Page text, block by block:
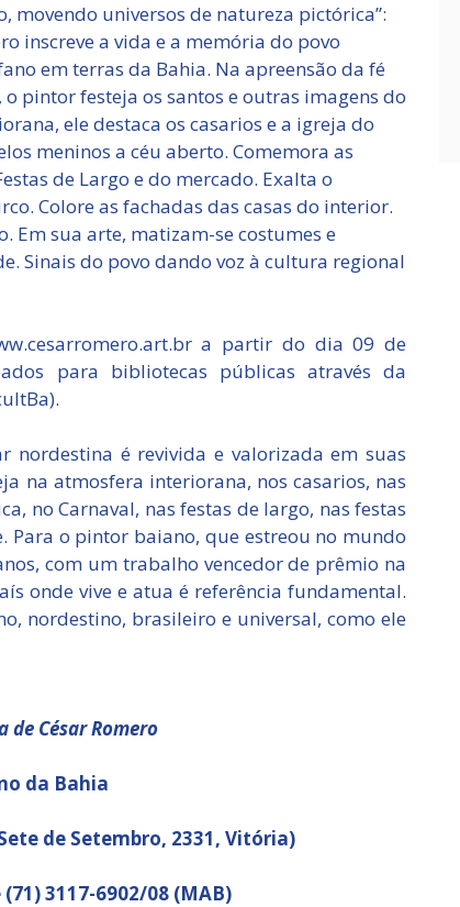
movendo universos de natureza pictórica”:
inscreve a vida e a memória do povo
em terras da Bahia. Na apreensão da fé
pintor festeja os santos e outras imagens do
ele destaca os casarios e a igreja do
meninos a céu aberto. Comemora as
de Largo e do mercado. Exalta o
Colore as fachadas das casas do interior.
Em sua arte, matizam-se costumes e
Sinais do povo dando voz à cultura regional
a partir do dia 09 de
para bibliotecas públicas através da
nordestina é revivida e valorizada em suas
na atmosfera interiorana, nos casarios, nas
no Carnaval, nas festas de largo, nas festas
Para o pintor baiano, que estreou no mundo
com um trabalho vencedor de prêmio na
onde vive e atua é referência fundamental.
nordestino, brasileiro e universal, como ele
César Romero
da Bahia
de Setembro, 2331, Vitória)
3117-6902/08 (MAB)